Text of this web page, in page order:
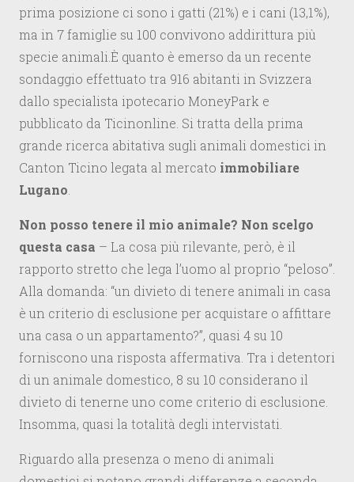
prima posizione ci sono i gatti (21%) e i cani (13,1%),
ma in 7 famiglie su 100 convivono addirittura più
specie animali.È quanto è emerso da un recente
sondaggio effettuato tra 916 abitanti in Svizzera
dallo specialista ipotecario MoneyPark e
pubblicato da Ticinonline. Si tratta della prima
grande ricerca abitativa sugli animali domestici in
Canton Ticino legata al mercato immobiliare
Lugano.
Non posso tenere il mio animale? Non scelgo
questa casa – La cosa più rilevante, però, è il
rapporto stretto che lega l’uomo al proprio “peloso”.
Alla domanda: “un divieto di tenere animali in casa
è un criterio di esclusione per acquistare o affittare
una casa o un appartamento?”, quasi 4 su 10
forniscono una risposta affermativa. Tra i detentori
di un animale domestico, 8 su 10 considerano il
divieto di tenerne uno come criterio di esclusione.
Insomma, quasi la totalità degli intervistati.
Riguardo alla presenza o meno di animali